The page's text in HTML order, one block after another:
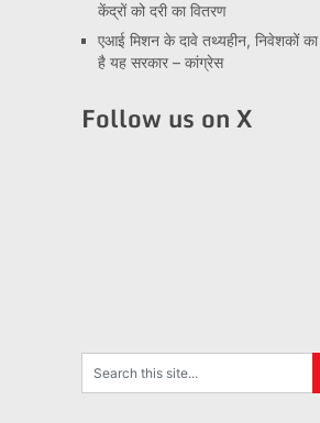
केंद्रों को दरी का वितरण
एआई मिशन के दावे तथ्यहीन, निवेशकों का
है यह सरकार – कांग्रेस
Follow us on X